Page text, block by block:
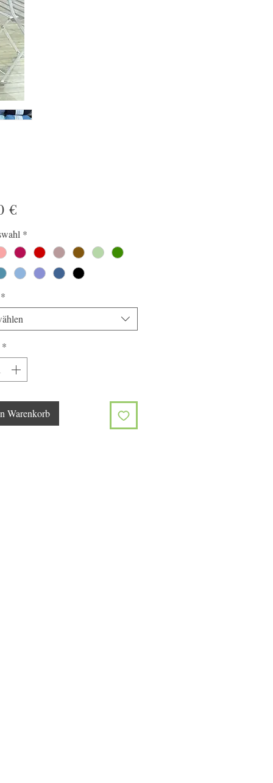
€Preis
*
*
*
Warenkorb